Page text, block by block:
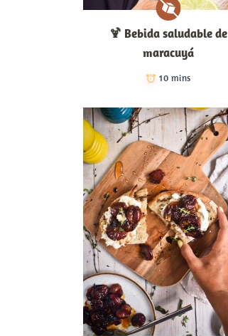
🍹​ Bebida saludable de
maracuyá
10 mins